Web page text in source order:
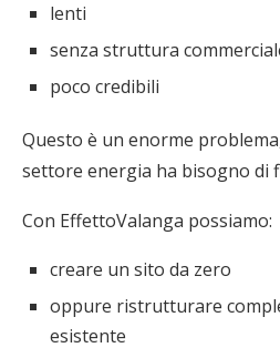
lenti
senza struttura
poco credibili
Questo è un enorme
settore energia ha bisogno di
Con EffettoValanga possiamo:
creare un sito da zero
oppure ristrutturare
esistente